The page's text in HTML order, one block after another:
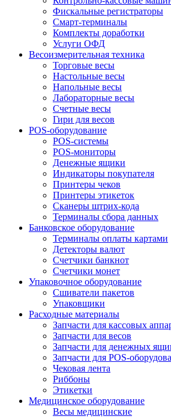
Фискальные регистраторы
Смарт-терминалы
Комплекты доработки
Услуги ОФД
Весоизмерительная техника
Торговые весы
Настольные весы
Напольные весы
Лабораторные весы
Счетные весы
Гири для весов
POS-оборудование
POS-системы
POS-мониторы
Денежные ящики
Индикаторы покупателя
Принтеры чеков
Принтеры этикеток
Сканеры штрих-кода
Терминалы сбора данных
Банковское оборудование
Терминалы оплаты картами
Детекторы валют
Счетчики банкнот
Счетчики монет
Упаковочное оборудование
Сшиватели пакетов
Упаковщики
Расходные материалы
Запчасти для кассовых
Запчасти для весов
Запчасти для денежных
Запчасти для POS-
Чековая лента
Риббоны
Этикетки
Медицинское оборудование
Весы медицинские